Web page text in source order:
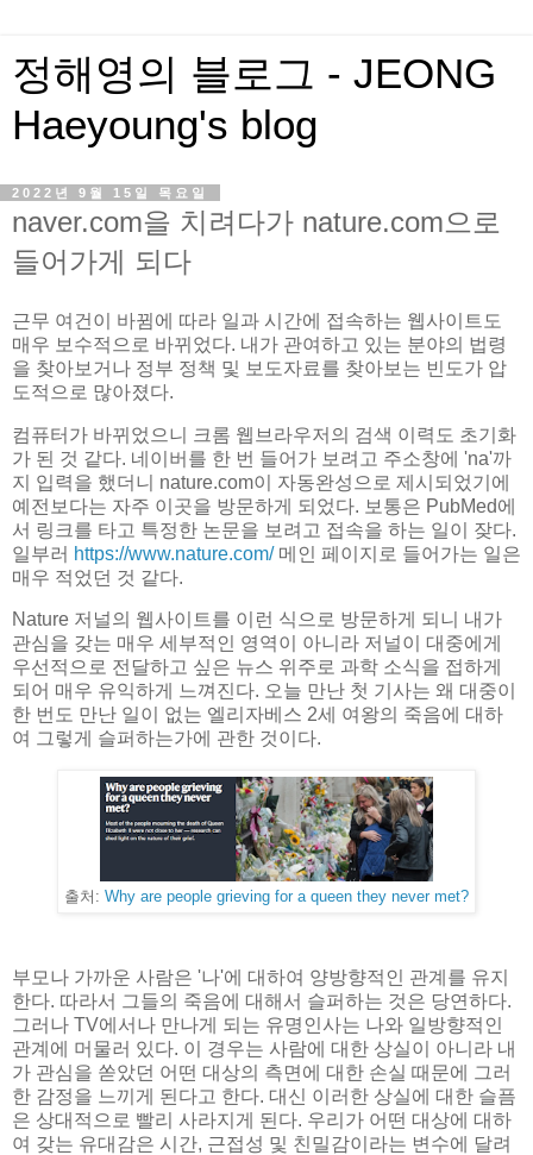
정해영의 블로그 - JEONG
Haeyoung's blog
2022년 9월 15일 목요일
naver.com을 치려다가 nature.com으로
들어가게 되다
근무 여건이 바뀜에 따라 일과 시간에 접속하는 웹사이트도
매우 보수적으로 바뀌었다. 내가 관여하고 있는 분야의 법령
을 찾아보거나 정부 정책 및 보도자료를 찾아보는 빈도가 압
도적으로 많아졌다.
컴퓨터가 바뀌었으니 크롬 웹브라우저의 검색 이력도 초기화
가 된 것 같다. 네이버를 한 번 들어가 보려고 주소창에 'na'까
지 입력을 했더니 nature.com이 자동완성으로 제시되었기에
예전보다는 자주 이곳을 방문하게 되었다. 보통은 PubMed에
서 링크를 타고 특정한 논문을 보려고 접속을 하는 일이 잦다.
일부러 https://www.nature.com/메인 페이지로 들어가는 일은
매우 적었던 것 같다.
Nature 저널의 웹사이트를 이런 식으로 방문하게 되니 내가
관심을 갖는 매우 세부적인 영역이 아니라 저널이 대중에게
우선적으로 전달하고 싶은 뉴스 위주로 과학 소식을 접하게
되어 매우 유익하게 느껴진다. 오늘 만난 첫 기사는 왜 대중이
한 번도 만난 일이 없는 엘리자베스 2세 여왕의 죽음에 대하
여 그렇게 슬퍼하는가에 관한 것이다.
출처: Why are people grieving for a queen they never met?
부모나 가까운 사람은 '나'에 대하여 양방향적인 관계를 유지
한다. 따라서 그들의 죽음에 대해서 슬퍼하는 것은 당연하다.
그러나 TV에서나 만나게 되는 유명인사는 나와 일방향적인
관계에 머물러 있다. 이 경우는 사람에 대한 상실이 아니라 내
가 관심을 쏟았던 어떤 대상의 측면에 대한 손실 때문에 그러
한 감정을 느끼게 된다고 한다. 대신 이러한 상실에 대한 슬픔
은 상대적으로 빨리 사라지게 된다. 우리가 어떤 대상에 대하
여 갖는 유대감은 시간, 근접성 및 친밀감이라는 변수에 달려